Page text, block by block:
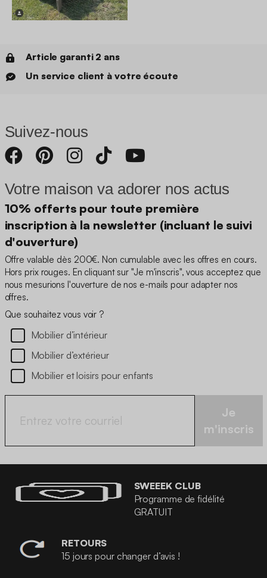
Article garanti 2 ans
Un service client à votre écoute
Suivez-nous
Votre maison va adorer nos actus
10% offerts pour toute première
inscription à la newsletter (incluant le suivi
d'ouverture)
Offre valable dès 200€. Non cumulable avec les offres en cours.
Hors prix rouges. En cliquant sur "Je m'inscris", vous acceptez que
nous mesurions l'ouverture de nos e-mails pour adapter nos
offres.
Que souhaitez vous voir ?
Mobilier d’intérieur
Mobilier d’extérieur
Mobilier et loisirs pour enfants
Je
m'inscris
SWEEEK CLUB
Programme de fidélité
GRATUIT
RETOURS
15 jours pour changer d’avis !